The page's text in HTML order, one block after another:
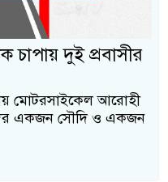
চাপায় দুই প্রবাসীর
মোটরসাইকেল আরোহী
একজন সৌদি ও একজন